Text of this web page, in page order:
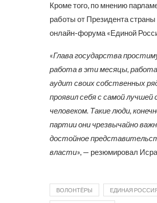
Кроме того, по мнению
работы от Президента
онлайн-форума «Единой
«Глава государства
работа в эти месяцы,
аудит своих собственных
проявил себя с самой
человеком. Такие люди,
партии они чрезвычайно
достойное
власти», — резюмировал
ВОЛОНТЁРЫ ЕДИНАЯ